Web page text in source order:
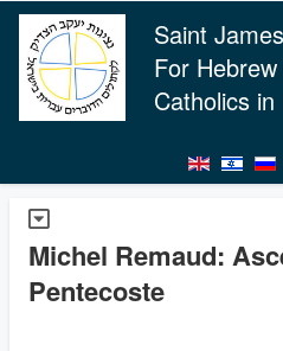
Saint
For
Catholics in
Michel Remaud:
Pentecoste